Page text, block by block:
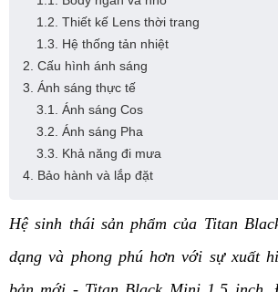
1.2. Thiết kế Lens thời trang
1.3. Hệ thống tản nhiệt
2. Cấu hình ánh sáng
3. Ánh sáng thực tế
3.1. Ánh sáng Cos
3.2. Ánh sáng Pha
3.3. Khả năng đi mưa
4. Bảo hành và lắp đặt
Hệ sinh thái sản phẩm của Titan
dạng và phong phú hơn với sự xuất